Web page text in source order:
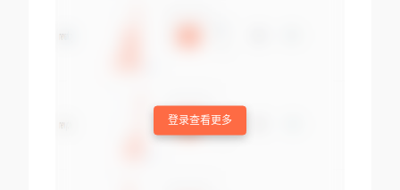
登录查看更多